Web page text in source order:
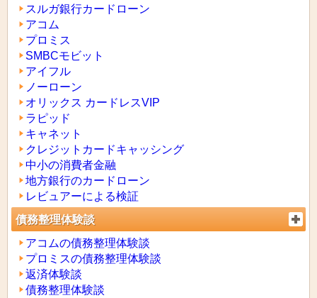
スルガ銀行カードローン
アコム
プロミス
SMBCモビット
アイフル
ノーローン
オリックス カードレスVIP
ラピッド
キャネット
クレジットカードキャッシング
中小の消費者金融
地方銀行のカードローン
レビュアーによる検証
債務整理体験談
アコムの債務整理体験談
プロミスの債務整理体験談
返済体験談
債務整理体験談